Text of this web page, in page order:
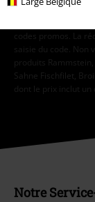
codes promos. La
saisie du code.
produits
Sahne Fischfilet,
dont le prix inclut un
Notre